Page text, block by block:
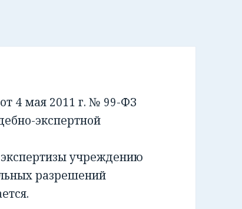
4 мая 2011 г. № 99-ФЗ
экспертной
учреждению
разрешений